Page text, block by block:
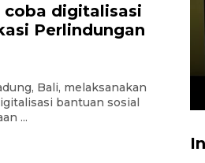
coba digitalisasi
Perlindungan
Bali, melaksanakan
bantuan sosial
...
Skuad Garuda
AFF